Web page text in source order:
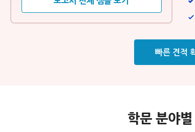
빠른 견적
학문 분야